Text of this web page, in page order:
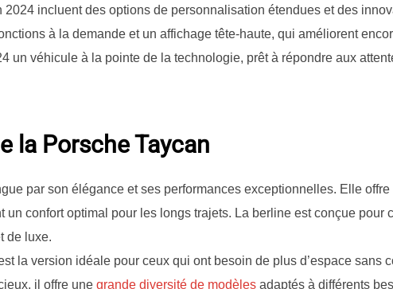
2024 incluent des options de personnalisation étendues et des
à la demande et un affichage tête-haute, qui améliorent
un véhicule à la pointe de la technologie, prêt à répondre aux
la Porsche Taycan
par son élégance et ses performances exceptionnelles. Elle
confort optimal pour les longs trajets. La berline est conçue pour
de luxe.
la version idéale pour ceux qui ont besoin de plus d’espace sans
il offre une grande diversité de modèles adaptés à différents